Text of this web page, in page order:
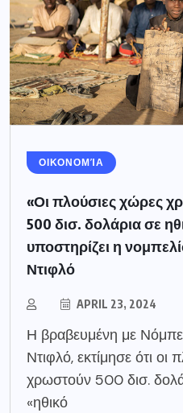
ΟΙΚΟΝΟΜΊΑ
«Οι πλούσιες χώρες
500 δισ. δολάρια σε
υποστηρίζει η
Ντιφλό
APRIL 23, 2024
Η βραβευμένη με
Ντιφλό, εκτίμησε ότι οι
χρωστούν 500 δισ.
«ηθικό